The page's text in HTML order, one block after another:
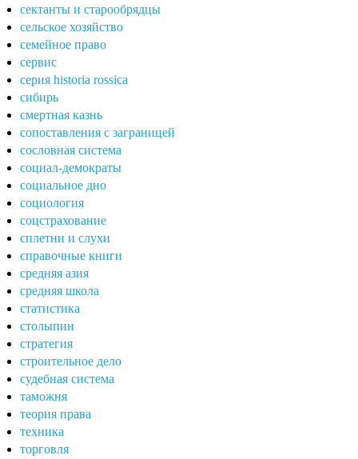
сектанты и старообрядцы
сельское хозяйство
семейное право
сервис
серия historia rossica
сибирь
смертная казнь
сопоставления с заграницей
сословная система
социал-демократы
социальное дно
социология
соцстрахование
сплетни и слухи
справочные книги
средняя азия
средняя школа
статистика
столыпин
стратегия
строительное дело
судебная система
таможня
теория права
техника
торговля